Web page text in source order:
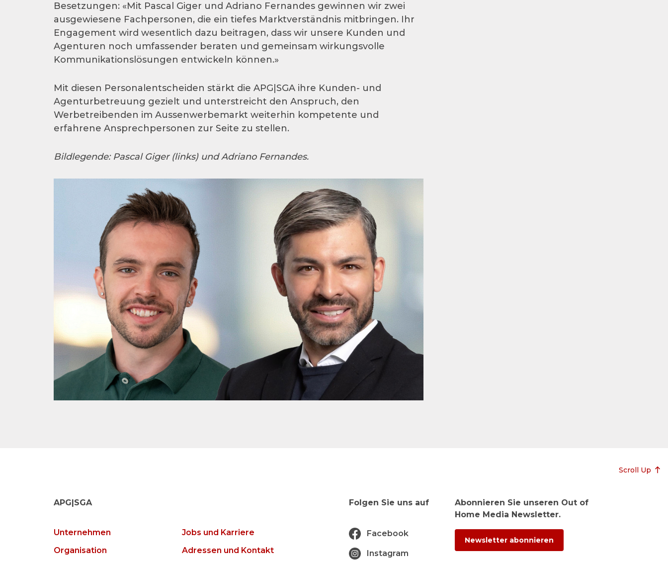
Besetzungen: «Mit Pascal Giger und Adriano Fernandes gewinnen wir zwei
ausgewiesene Fachpersonen, die ein tiefes Marktverständnis mitbringen. Ihr
Engagement wird wesentlich dazu beitragen, dass wir unsere Kunden und
Agenturen noch umfassender beraten und gemeinsam wirkungsvolle
Kommunikationslösungen entwickeln können.»
Mit diesen Personalentscheiden stärkt die APG|SGA ihre Kunden- und
Agenturbetreuung gezielt und unterstreicht den Anspruch, den
Werbetreibenden im Aussenwerbemarkt weiterhin kompetente und
erfahrene Ansprechpersonen zur Seite zu stellen.
Bildlegende: Pascal Giger (links) und Adriano Fernandes.
Scroll Up
APG|SGA
Unternehmen
Jobs und Karriere
Organisation
Adressen und Kontakt
Folgen Sie uns auf
Facebook
Instagram
Abonnieren Sie unseren Out of
Home Media Newsletter.
Newsletter abonnieren